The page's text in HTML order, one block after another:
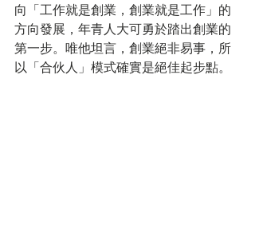
向「工作就是創業，創業就是工作」的
方向發展，年青人大可勇於踏出創業的
第一步。唯他坦言，創業絕非易事，所
以「合伙人」模式確實是絕佳起步點。